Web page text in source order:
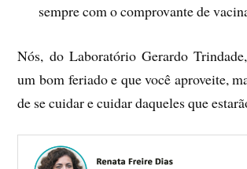
sempre com o comprovante de
Nós, do Laboratório Gerardo
um bom feriado e que você aproveite,
de se cuidar e cuidar daqueles que